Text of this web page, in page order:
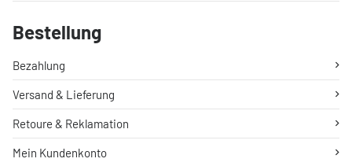
Bestellung
Bezahlung
Versand & Lieferung
Retoure & Reklamation
Mein Kundenkonto